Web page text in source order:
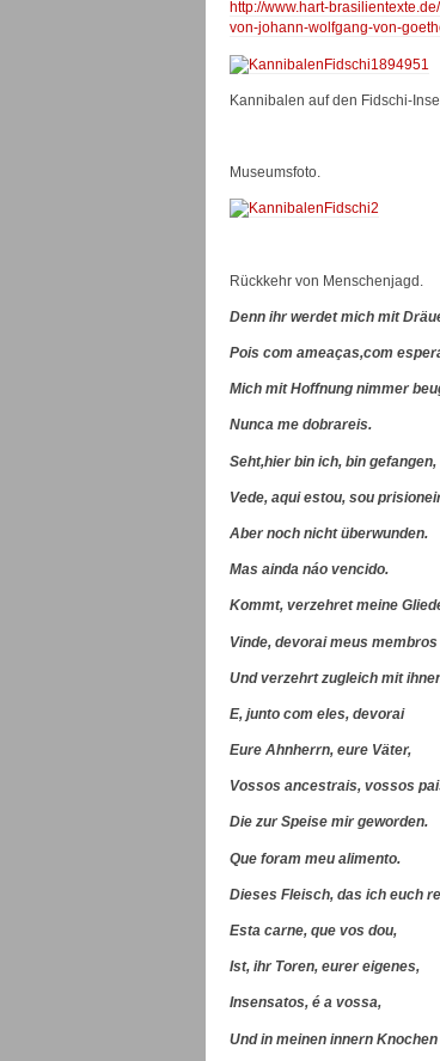
http://www.hart-
von-johann-wolfgang-von-
Kannibalen auf den Fidschi-
Museumsfoto.
Rückkehr von Menschenjagd.
Denn ihr werdet mich mit
Pois com ameaças,com
Mich mit Hoffnung nimmer
Nunca me dobrareis.
Seht,hier bin ich, bin gefangen,
Vede, aqui estou, sou
Aber noch nicht überwunden.
Mas ainda náo vencido.
Kommt, verzehret meine
Vinde, devorai meus membros
Und verzehrt zugleich mit
E, junto com eles, devorai
Eure Ahnherrn, eure Väter,
Vossos ancestrais, vossos
Die zur Speise mir geworden.
Que foram meu alimento.
Dieses Fleisch, das ich euch
Esta carne, que vos dou,
Ist, ihr Toren, eurer eigenes,
Insensatos, é a vossa,
Und in meinen innern Knochen